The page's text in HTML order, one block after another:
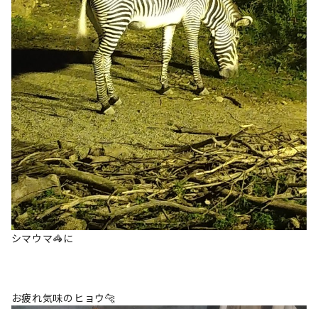
シマウマ🦓に
お疲れ気味のヒョウ🐆